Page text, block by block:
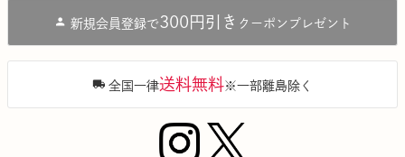
へ
新規会員登録で300円引き クーポンプレゼント
全国一律送料無料※一部離島除く